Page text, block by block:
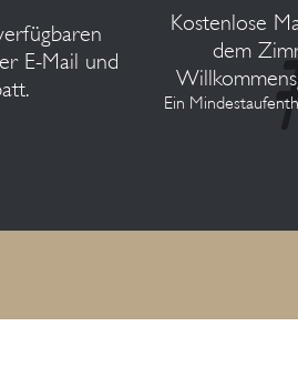
E-Mail und
Kostenlose
dem
Ein